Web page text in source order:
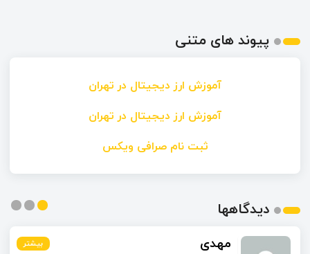
پیوند های متنی
آموزش ارز دیجیتال در تهران
آموزش ارز دیجیتال در تهران
ثبت نام صرافی ویکس
دیدگاهها
مهدی بیشتر
بیشتر
بیشتر